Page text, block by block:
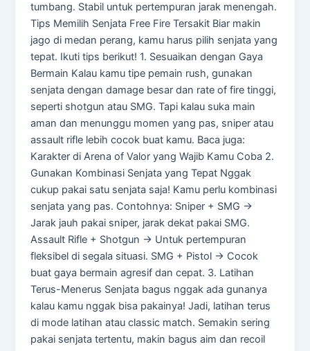
tumbang. Stabil untuk pertempuran jarak menengah.
Tips Memilih Senjata Free Fire Tersakit Biar makin
jago di medan perang, kamu harus pilih senjata yang
tepat. Ikuti tips berikut! 1. Sesuaikan dengan Gaya
Bermain Kalau kamu tipe pemain rush, gunakan
senjata dengan damage besar dan rate of fire tinggi,
seperti shotgun atau SMG. Tapi kalau suka main
aman dan menunggu momen yang pas, sniper atau
assault rifle lebih cocok buat kamu. Baca juga:
Karakter di Arena of Valor yang Wajib Kamu Coba 2.
Gunakan Kombinasi Senjata yang Tepat Nggak
cukup pakai satu senjata saja! Kamu perlu kombinasi
senjata yang pas. Contohnya: Sniper + SMG →
Jarak jauh pakai sniper, jarak dekat pakai SMG.
Assault Rifle + Shotgun → Untuk pertempuran
fleksibel di segala situasi. SMG + Pistol → Cocok
buat gaya bermain agresif dan cepat. 3. Latihan
Terus-Menerus Senjata bagus nggak ada gunanya
kalau kamu nggak bisa pakainya! Jadi, latihan terus
di mode latihan atau classic match. Semakin sering
pakai senjata tertentu, makin bagus aim dan recoil